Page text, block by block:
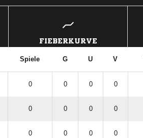
FIEBERKURVE
Spiele G U V
0 0 0 0
0 0 0 0
0 0 0 0